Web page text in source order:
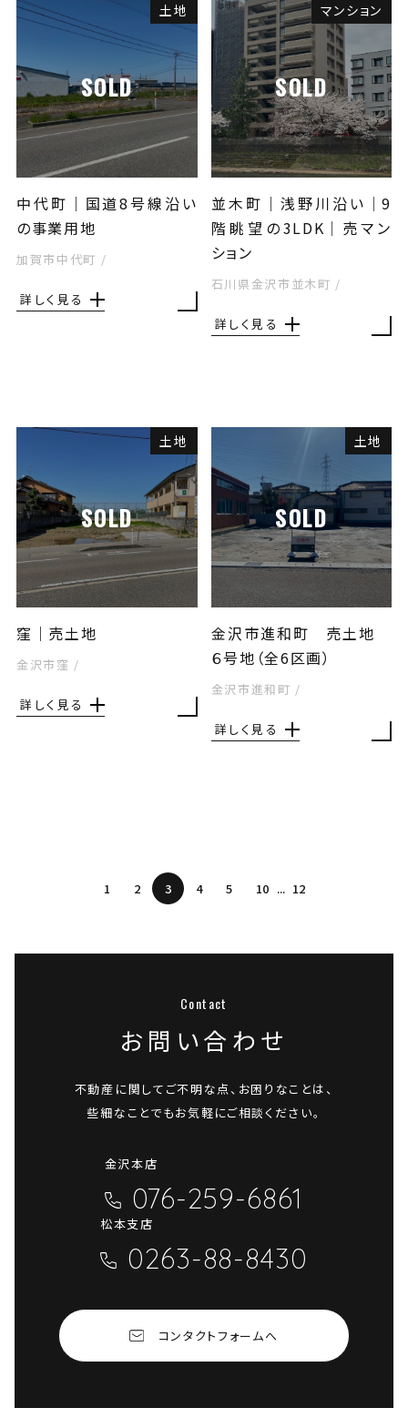
SOLD
土地
中代町｜国道8号線沿い
の事業用地
加賀市中代町 /
詳しく見る
SOLD
マンション
並木町｜浅野川沿い│9
階眺望の3LDK│売マン
ション
石川県金沢市並木町 /
詳しく見る
SOLD
土地
窪｜売土地
金沢市窪 /
詳しく見る
SOLD
土地
金沢市進和町 売土地
６号地（全6区画）
金沢市進和町 /
詳しく見る
1 2 3 4 5 10 12
お問い合わせ
不動産に関してご不明な点、お困りなことは、
些細なことでもお気軽にご相談ください。
金沢本店
076-259-6861
松本支店
0263-88-8430
コンタクトフォームへ